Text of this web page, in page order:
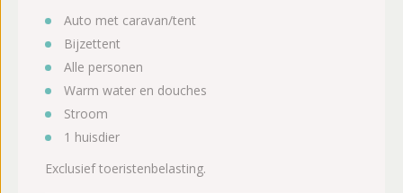
Auto met caravan/tent
Bijzettent
Alle personen
Warm water en douches
Stroom
1 huisdier
Exclusief toeristenbelasting.